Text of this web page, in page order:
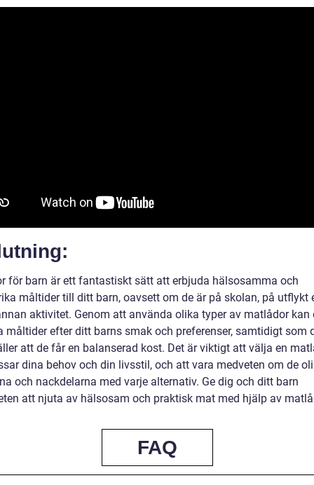
för barn är ett fantastiskt sätt att erbjuda hälsosamma och
måltider till ditt barn, oavsett om de är på skolan, på utflykt
aktivitet. Genom att använda olika typer av matlådor kan
måltider efter ditt barns smak och preferenser, samtidigt som
att de får en balanserad kost. Det är viktigt att välja en
dina behov och din livsstil, och att vara medveten om de
och nackdelarna med varje alternativ. Ge dig och ditt barn
att njuta av hälsosam och praktisk mat med hjälp av
FAQ